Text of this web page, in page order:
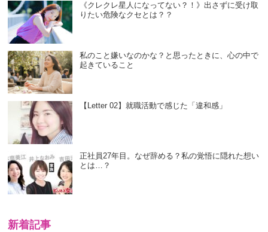
《クレクレ星人になってない？！》出さずに受け取
りたい危険なクセとは？？
私のこと嫌いなのかな？と思ったときに、心の中で
起きていること
【Letter 02】就職活動で感じた「違和感」
正社員27年目。なぜ辞める？私の覚悟に隠れた想い
とは…？
新着記事